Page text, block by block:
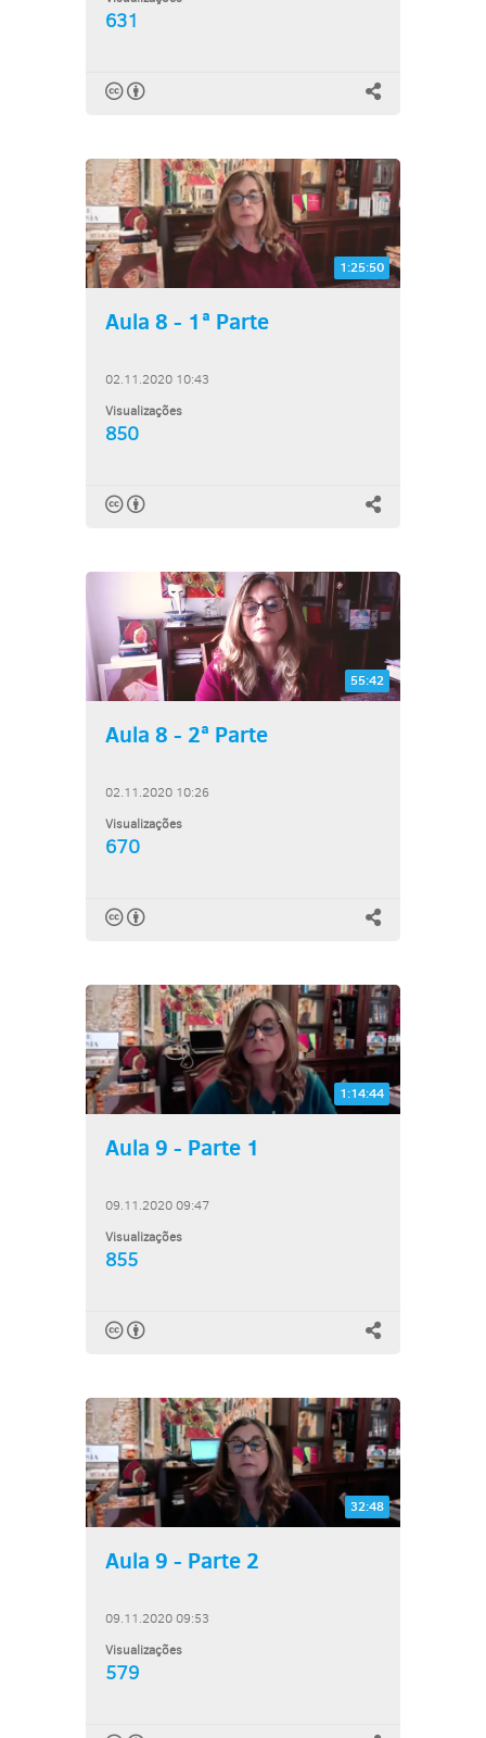
631
1:25:50
Aula 8 - 1ª Parte
02.11.2020 10:43
Visualizações
850
55:42
Aula 8 - 2ª Parte
02.11.2020 10:26
Visualizações
670
1:14:44
Aula 9 - Parte 1
09.11.2020 09:47
Visualizações
855
32:48
Aula 9 - Parte 2
09.11.2020 09:53
Visualizações
579